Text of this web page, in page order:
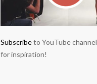
Subscribeto YouTube channel
for inspiration!